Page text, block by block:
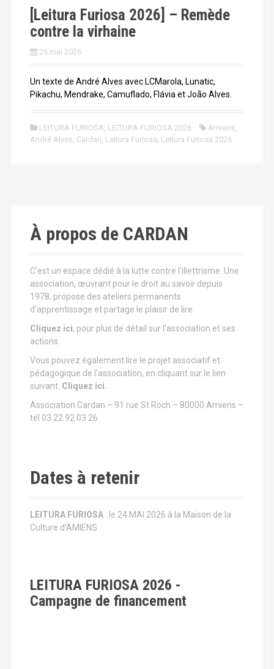
[Leitura Furiosa 2026] – Remède
contre la virhaine
26 mai 2026
Un texte de André Alves avec LCMarola, Lunatic,
Pikachu, Mendrake, Camuflado, Flávia et João Alves.
LEITURA FURIOSA LEITURA FURIOSA 2026 Amiens
André Alves Cardan Leitura Furiosa Leitura Furiosa 2026
À propos de CARDAN
C’est un espace dédié à la lutte contre l’illettrisme. Une
association, œuvrant pour le droit au savoir depuis
1978, propose des ateliers permanents
d’apprentissage et partage le plaisir de lire.
Cliquez ici, pour plus de détail sur l’association et ses
actions.
Vous pouvez également lire le projet associatif et
pédagogique de l’association, en cliquant sur le lien
suivant. Cliquez ici.
Association Cardan – 91 rue St Roch – 80000 Amiens –
tél 03 22 92 03 26
Dates à retenir
LEITURA FURIOSA : le 24 MAI 2026 à la Maison de la
Culture d’AMIENS
LEITURA FURIOSA 2026 -
Campagne de financement